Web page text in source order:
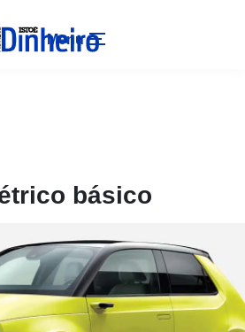
Menu
básico